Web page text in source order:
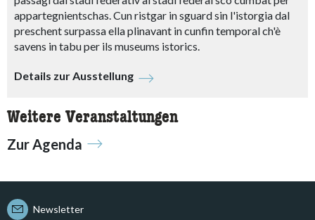
appartegnientschas. Cun ristgar in sguard sin l'istorgia dal
preschent surpassa ella plinavant in cunfin temporal ch'è
savens in tabu per ils museums istorics.
Details zur Ausstellung
Weitere Veranstaltungen
Zur Agenda
Newsletter